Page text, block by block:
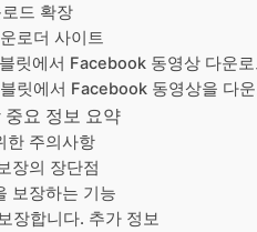
드 확장
로더 사이트
릿에서 Facebook 동영상 다운로
릿에서 Facebook 동영상을 다
요 정보 요약
한 주의사항
장의 장단점
보장하는 기능
장합니다. 추가 정보